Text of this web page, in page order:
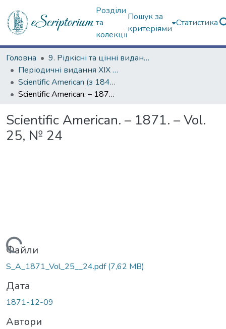
Розділи
та
колекції
Пошук за
критеріями
Статистика
Головна
9. Рідкісні та цінні видання
Періодичні видання ХІХ ст.
Scientific American (з 1845 р.)
Scientific American. – 1871. – Vol. 25, № 24
Scientific American. – 1871. – Vol.
25, № 24
Вантажиться...
Файли
S_A_1871_Vol_25__24.pdf(7,62 MB)
Дата
1871-12-09
Автори